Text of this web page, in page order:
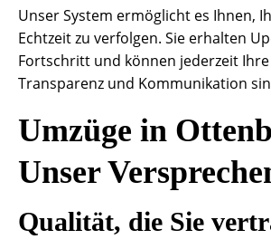
Unser System ermöglicht es Ihnen,
Echtzeit zu verfolgen. Sie erhalten
Fortschritt und können jederzeit Ihre
Transparenz und Kommunikation
Umzüge in
Unser
Qualität, die Sie